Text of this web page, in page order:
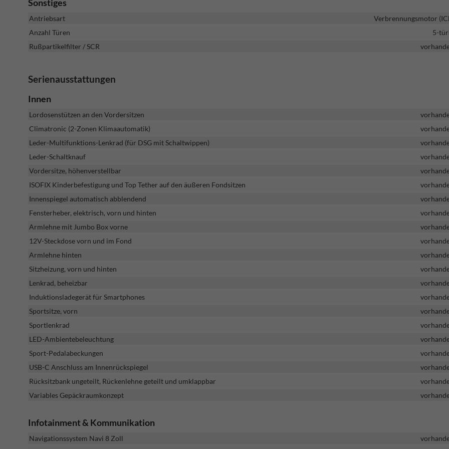
Sonstiges
Antriebsart
Verbrennungsmotor
Anzahl Türen
5-
Rußpartikelfilter / SCR
Serienausstattungen
Innen
Lordosenstützen an den Vordersitzen
Climatronic (2-Zonen Klimaautomatik)
Leder-Multifunktions-Lenkrad (für DSG mit Schaltwippen)
Leder-Schaltknauf
Vordersitze, höhenverstellbar
ISOFIX Kinderbefestigung und Top Tether auf den äußeren Fondsitzen
Innenspiegel automatisch abblendend
Fensterheber, elektrisch, vorn und hinten
Armlehne mit Jumbo Box vorne
12V-Steckdose vorn und im Fond
Armlehne hinten
Sitzheizung, vorn und hinten
Lenkrad, beheizbar
Induktionsladegerät für Smartphones
Sportsitze, vorn
Sportlenkrad
LED-Ambientebeleuchtung
Sport-Pedalabeckungen
USB-C Anschluss am Innenrückspiegel
Rücksitzbank ungeteilt, Rückenlehne geteilt und umklappbar
Variables Gepäckraumkonzept
Infotainment & Kommunikation
Navigationssystem Navi 8 Zoll